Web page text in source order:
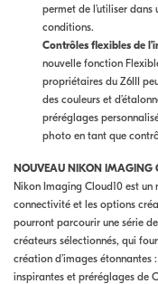
permet de l’utiliser dans
conditions.
Contrôles flexibles de
nouvelle fonction
propriétaires du Z6III
des couleurs et
préréglages
photo en tant que
NOUVEAU NIKON IMAGING
Nikon Imaging Cloud10 est
connectivité et les options
pourront parcourir une série
créateurs sélectionnés, qui
création d’images étonnantes
inspirantes et préréglages de